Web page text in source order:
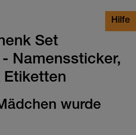
Set
Namenssticker,
Etiketten
wurde